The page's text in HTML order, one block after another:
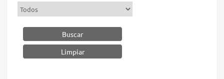
Buscar